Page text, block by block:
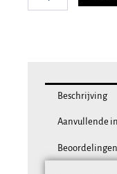
Beschrijving
Aanvullende